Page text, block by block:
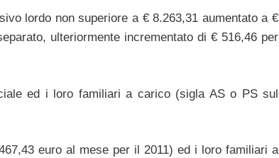
lordo non superiore a € 8.263,31 aumentato a €
ulteriormente incrementato di € 516,46 per
ed i loro familiari a carico (sigla AS o PS sul
euro al mese per il 2011) ed i loro familiari a